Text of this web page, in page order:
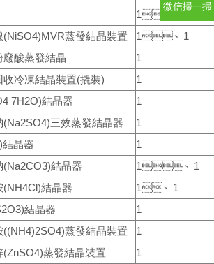
1、16
(NiSO4)MVR蒸發結晶裝置
1、1
廢酸蒸發結晶
1
收冷凍結晶裝置(撬裝)
1
7H2O)結晶器
1
(Na2SO4)三效蒸發結晶器
1
結晶器
1
(Na2CO3)結晶器
1、1
(NH4Cl)結晶器
1、1
結晶器
1
((NH4)2SO4)蒸發結晶裝置
1
(ZnSO4)蒸發結晶裝置
1
微信掃一掃